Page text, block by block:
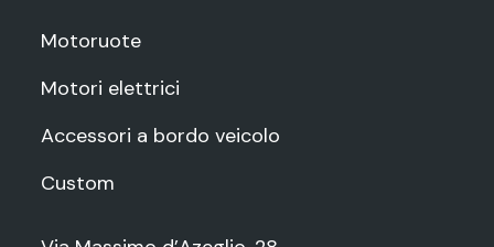
Motoruote
Motori elettrici
Accessori a bordo veicolo
Custom